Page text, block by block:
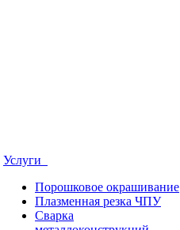
Услуги
Порошковое окрашивание
Плазменная резка ЧПУ
Сварка